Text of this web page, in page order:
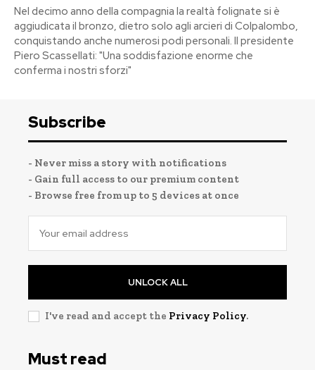
Nel decimo anno della compagnia la realtà folignate si è
aggiudicata il bronzo, dietro solo agli arcieri di Colpalombo,
conquistando anche numerosi podi personali. Il presidente
Piero Scassellati: "Una soddisfazione enorme che
conferma i nostri sforzi"
Subscribe
- Never miss a story with notifications
- Gain full access to our premium content
- Browse free from up to 5 devices at once
UNLOCK ALL
I've read and accept the Privacy Policy.
Must read